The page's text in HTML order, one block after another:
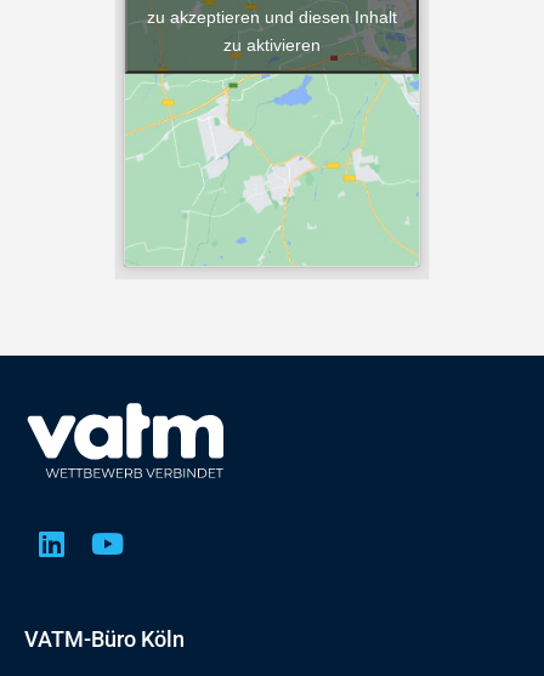
zu akzeptieren und diesen Inhalt
zu aktivieren
VATM-Büro Köln